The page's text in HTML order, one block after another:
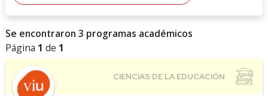
Se encontraron 3 programas académicos
Página 1 de 1